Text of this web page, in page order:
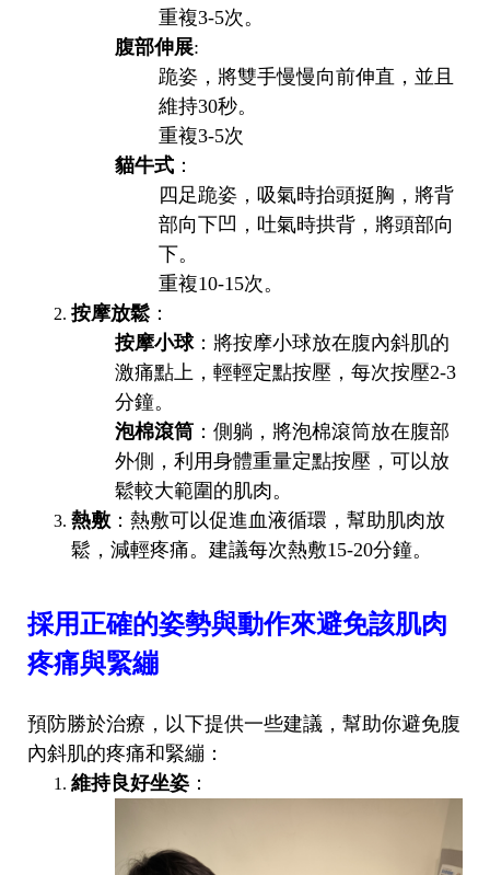
重複3-5次。
腹部伸展:
跪姿，將雙手慢慢向前伸直，並且
維持30秒。
重複3-5次
貓牛式 ：
四足跪姿，吸氣時抬頭挺胸，將背
部向下凹，吐氣時拱背，將頭部向
下。
重複10-15次。
按摩放鬆 ：
按摩小球：將按摩小球放在腹內斜肌的
激痛點上，輕輕定點按壓，每次按壓2-3
分鐘。
泡棉滾筒 ：側躺，將泡棉滾筒放在腹部
外側，利用身體重量定點按壓，可以放
鬆較大範圍的肌肉。
熱敷 ：熱敷可以促進血液循環，幫助肌肉放
鬆，減輕疼痛。建議每次熱敷15-20分鐘。
採用正確的姿勢與動作來避免該肌肉
疼痛與緊繃
預防勝於治療，以下提供一些建議，幫助你避免腹
內斜肌的疼痛和緊繃：
維持良好坐姿 ：